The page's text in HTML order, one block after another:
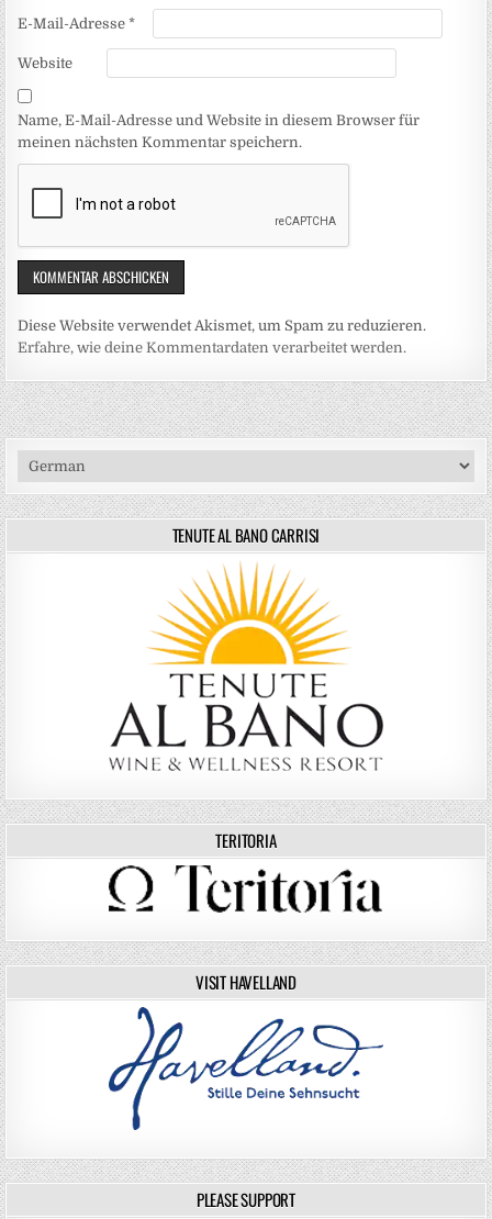
E-Mail-Adresse*
Website
Name, E-Mail-Adresse und Website in diesem Browser für
meinen nächsten Kommentar speichern.
Diese Website verwendet Akismet, um Spam zu reduzieren.
Erfahre, wie deine Kommentardaten verarbeitet werden.
TENUTE AL BANO CARRISI
TERITORIA
VISIT HAVELLAND
PLEASE SUPPORT